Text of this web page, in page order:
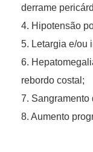
derrame
4. Hipotensão
5. Letargia e/ou
6.
rebordo costal;
7. Sangramento
8. Aumento